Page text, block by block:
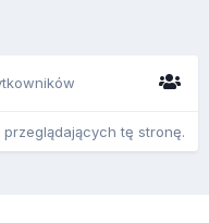
tę stronę.